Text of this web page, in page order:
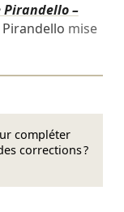
Pirandello –
mise
compléter
corrections ?